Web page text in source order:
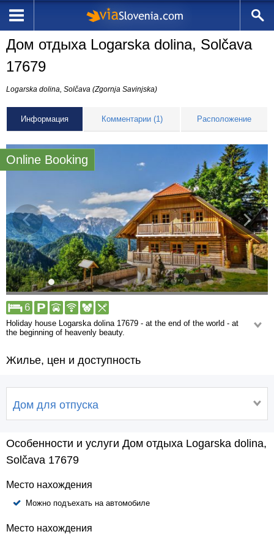
Дом отдыха Logarska dolina, Solčava
17679
Logarska dolina, Solčava (Zgornja Savinjska)
Информация Комментарии (1) Расположение
Online Booking
6
Holiday house Logarska dolina 17679 - at the end of the world - at
the beginning of heavenly beauty.
Ložekar. However, its location offers an intimate mood.
achieved with the help of natural materials from the local area. They want
pleasant change.
Жилье, цен и доступность
Дом для отпуска
Особенности и услуги Дом отдыха Logarska dolina,
Solčava 17679
Место нахождения
Можно подъехать на автомобиле
Место нахождения